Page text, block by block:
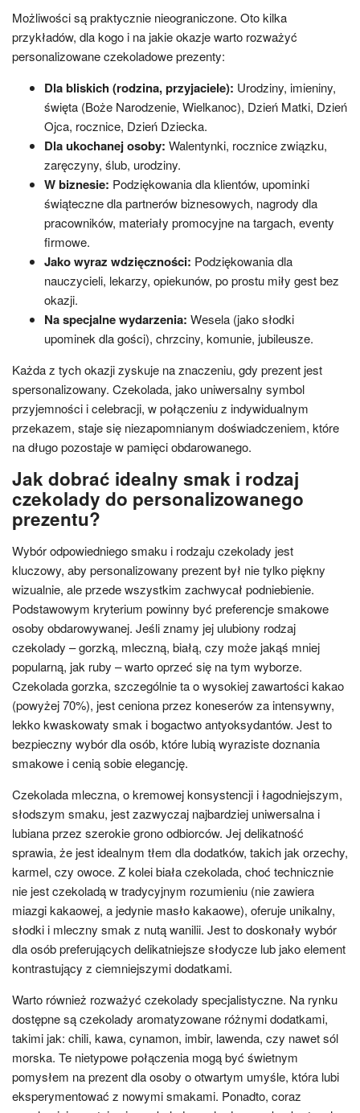
Możliwości są praktycznie nieograniczone. Oto kilka
przykładów, dla kogo i na jakie okazje warto rozważyć
personalizowane czekoladowe prezenty:
Dla bliskich (rodzina, przyjaciele): Urodziny, imieniny,
święta (Boże Narodzenie, Wielkanoc), Dzień Matki, Dzień
Ojca, rocznice, Dzień Dziecka.
Dla ukochanej osoby: Walentynki, rocznice związku,
zaręczyny, ślub, urodziny.
W biznesie: Podziękowania dla klientów, upominki
świąteczne dla partnerów biznesowych, nagrody dla
pracowników, materiały promocyjne na targach, eventy
firmowe.
Jako wyraz wdzięczności: Podziękowania dla
nauczycieli, lekarzy, opiekunów, po prostu miły gest bez
okazji.
Na specjalne wydarzenia: Wesela (jako słodki
upominek dla gości), chrzciny, komunie, jubileusze.
Każda z tych okazji zyskuje na znaczeniu, gdy prezent jest
spersonalizowany. Czekolada, jako uniwersalny symbol
przyjemności i celebracji, w połączeniu z indywidualnym
przekazem, staje się niezapomnianym doświadczeniem, które
na długo pozostaje w pamięci obdarowanego.
Jak dobrać idealny smak i rodzaj
czekolady do personalizowanego
prezentu?
Wybór odpowiedniego smaku i rodzaju czekolady jest
kluczowy, aby personalizowany prezent był nie tylko piękny
wizualnie, ale przede wszystkim zachwycał podniebienie.
Podstawowym kryterium powinny być preferencje smakowe
osoby obdarowywanej. Jeśli znamy jej ulubiony rodzaj
czekolady – gorzką, mleczną, białą, czy może jakąś mniej
popularną, jak ruby – warto oprzeć się na tym wyborze.
Czekolada gorzka, szczególnie ta o wysokiej zawartości kakao
(powyżej 70%), jest ceniona przez koneserów za intensywny,
lekko kwaskowaty smak i bogactwo antyoksydantów. Jest to
bezpieczny wybór dla osób, które lubią wyraziste doznania
smakowe i cenią sobie elegancję.
Czekolada mleczna, o kremowej konsystencji i łagodniejszym,
słodszym smaku, jest zazwyczaj najbardziej uniwersalna i
lubiana przez szerokie grono odbiorców. Jej delikatność
sprawia, że jest idealnym tłem dla dodatków, takich jak orzechy,
karmel, czy owoce. Z kolei biała czekolada, choć technicznie
nie jest czekoladą w tradycyjnym rozumieniu (nie zawiera
miazgi kakaowej, a jedynie masło kakaowe), oferuje unikalny,
słodki i mleczny smak z nutą wanilii. Jest to doskonały wybór
dla osób preferujących delikatniejsze słodycze lub jako element
kontrastujący z ciemniejszymi dodatkami.
Warto również rozważyć czekolady specjalistyczne. Na rynku
dostępne są czekolady aromatyzowane różnymi dodatkami,
takimi jak: chili, kawa, cynamon, imbir, lawenda, czy nawet sól
morska. Te nietypowe połączenia mogą być świetnym
pomysłem na prezent dla osoby o otwartym umyśle, która lubi
eksperymentować z nowymi smakami. Ponadto, coraz